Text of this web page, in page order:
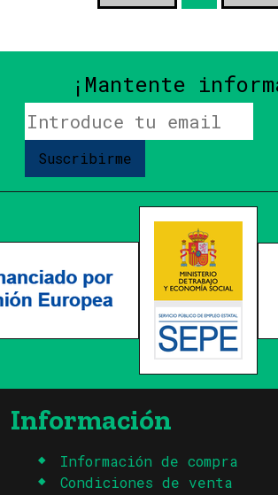
¡Mantente
Suscribirme
Información
Información de compra
Condiciones de venta